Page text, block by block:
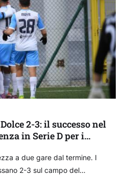
2-3: il successo nel
in Serie D per i
a due gare dal termine. I
2-3 sul campo del